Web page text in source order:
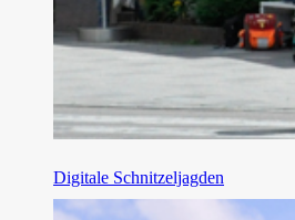
Digitale Schnitzeljagden